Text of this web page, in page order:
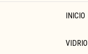
INICIO
VIDRIO